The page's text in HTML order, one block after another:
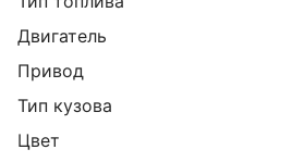
Двигатель
Привод
Тип кузова
Цвет